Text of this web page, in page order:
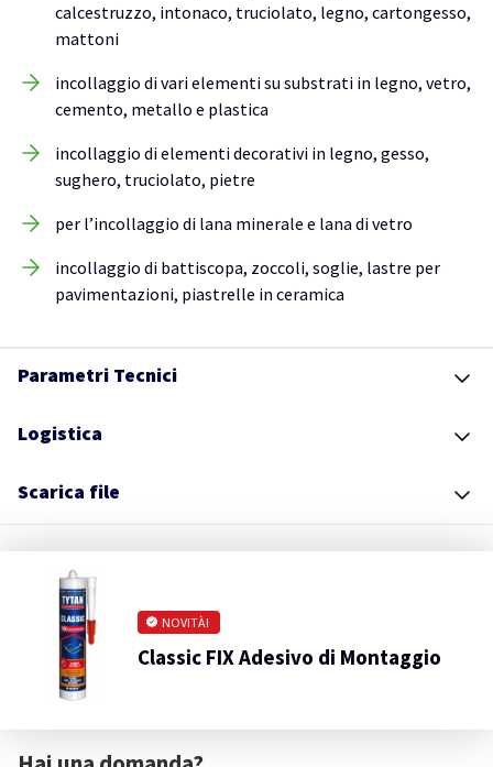
calcestruzzo, intonaco, truciolato, legno, cartongesso,
mattoni
incollaggio di vari elementi su substrati in legno, vetro,
cemento, metallo e plastica
incollaggio di elementi decorativi in legno, gesso,
sughero, truciolato, pietre
per l’incollaggio di lana minerale e lana di vetro
incollaggio di battiscopa, zoccoli, soglie, lastre per
pavimentazioni, piastrelle in ceramica
Parametri Tecnici
Logistica
Scarica file
NOVITÀ!
Classic FIX Adesivo di Montaggio